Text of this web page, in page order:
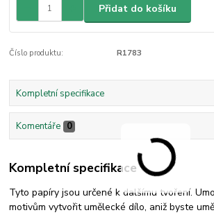
Přidat do košíku
Číslo produktu: R1783
Kompletní specifikace
Komentáře 0
Kompletní specifikace
Tyto papíry jsou určené k dalšímu tvoření.
motivům vytvořit umělecké dílo, aniž byste